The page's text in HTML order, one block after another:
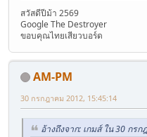
สวัสดีปีม้า 2569
Google The Destroyer
ขอบคุณไทยเสียวบอร์ด
AM-PM
30 กรกฎาคม 2012, 15:45:14
อ้างถึงจาก: เกมส์ ใน 30 กร